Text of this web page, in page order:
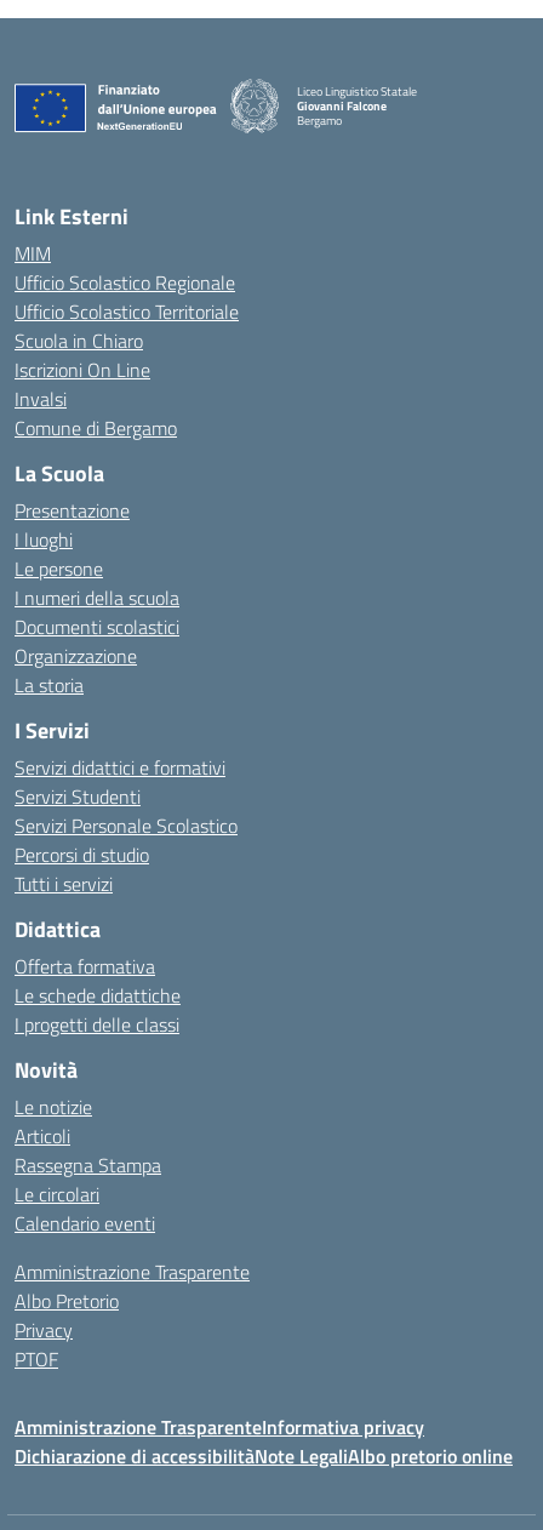
Liceo Linguistico Statale
Giovanni Falcone
Bergamo
— Visita la pagina iniziale della scuola
Link Esterni
MIM
Ufficio Scolastico Regionale
Ufficio Scolastico Territoriale
Scuola in Chiaro
Iscrizioni On Line
Invalsi
Comune di Bergamo
La Scuola
Presentazione
I luoghi
Le persone
I numeri della scuola
Documenti scolastici
Organizzazione
La storia
I Servizi
Servizi didattici e formativi
Servizi Studenti
Servizi Personale Scolastico
Percorsi di studio
Tutti i servizi
Didattica
Offerta formativa
Le schede didattiche
I progetti delle classi
Novità
Le notizie
Articoli
Rassegna Stampa
Le circolari
Calendario eventi
Amministrazione Trasparente
Albo Pretorio
Privacy
PTOF
Amministrazione TrasparenteInformativa privacy
Dichiarazione di accessibilitàNote LegaliAlbo pretorio online